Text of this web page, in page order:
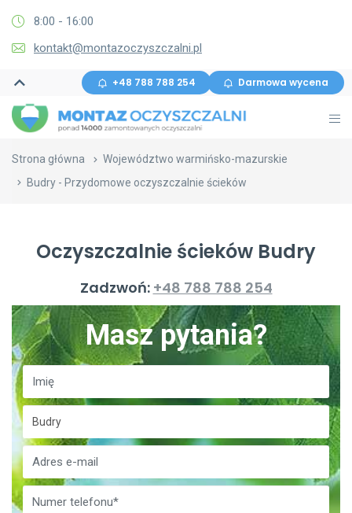
8:00 - 16:00
kontakt@montazoczyszczalni.pl
+48 788 788 254 Darmowa wycena
Strona główna
Województwo warmińsko-mazurskie
Budry - Przydomowe oczyszczalnie ścieków
Oczyszczalnie ścieków Budry
Zadzwoń: +48 788 788 254
Masz pytania?